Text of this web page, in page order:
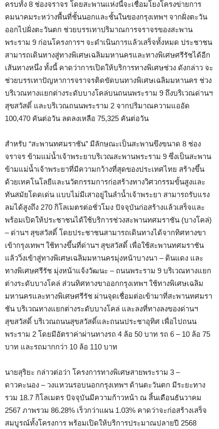
ครบทั้ง 8 ช่องจราจร โดยสะพานแห่งนี้จะเชื่อมโยงโครงข่ายการ
คมนาคมระหว่างพื้นที่ชั้นนอกและชั้นในของกรุงเทพฯ จากฝั่งตะวัน
ออกไปฝั่งตะวันตก ช่วยบรรเทาปริมาณการจราจรของสะพาน
พระราม 9 ก่อนโครงการฯ จะดำเนินการแล้วเสร็จทั้งหมด ประชาชน
สามารถเดินทางสู่ทางพิเศษเฉลิมมหานครและทางพิเศษศรีรัชได้อีก
เส้นทางหนึ่ง ทั้งนี้ คาดว่าการเปิดให้บริการทางพิเศษช่วง ดังกล่าว จะ
ช่วยบรรเทาปัญหาการจราจรติดขัดบนทางพิเศษเฉลิมมหานคร ช่วง
บริเวณทางแยกต่างระดับบางโคล่บนถนนพระราม 9 ถึงบริเวณด่านฯ
สุขสวัสดิ์ และบริเวณถนนพระราม 2 จากปริมาณความแออัด
100,470 คันต่อวัน ลดลงเหลือ 75,325 คันต่อวัน
สำหรับ “สะพานทศมราชัน” มีลักษณะเป็นสะพานขึงขนาด 8 ช่อง
จราจร ข้ามแม่น้ำเจ้าพระยาบริเวณสะพานพระราม 9 ซึ่งเป็นสะพาน
ข้ามแม่น้ำเจ้าพระยาที่มีความกว้างที่สุดของประเทศไทย สร้างขึ้น
ด้วยเทคโนโลยีและนวัตกรรมการก่อสร้างทางวิศวกรรมขั้นสูงและ
ทันสมัยโดดเด่น แบบไม่มีเสาอยู่ในลำน้ำเจ้าพระยา สามารถรับแรง
ลมได้สูงถึง 270 กิโลเมตรต่อชั่วโมง ปัจจุบันก่อสร้างแล้วเสร็จและ
พร้อมเปิดให้ประชาชนได้ใช้บริการช่วงสะพานทศมราชัน (บางโคล่)
– ด่านฯ สุขสวัสดิ์ โดยประชาชนสามารถเดินทางได้จากทิศทางขา
เข้ากรุงเทพฯ ใช้ทางขึ้นที่ด่านฯ สุขสวัสดิ์ เพื่อใช้สะพานทศมราชัน
แล้ววิ่งเข้าสู่ทางพิเศษเฉลิมมหานครมุ่งหน้าบางนา – ดินแดง และ
ทางพิเศษศรีรัช มุ่งหน้าแจ้งวัฒนะ – ถนนพระราม 9 บริเวณทางแยก
ต่างระดับบางโคล่ ส่วนทิศทางขาออกกรุงเทพฯ ใช้ทางพิเศษเฉลิม
มหานครและทางพิเศษศรีรัช ผ่านจุดเชื่อมต่อเข้ามาที่สะพานทศมรา
ชัน บริเวณทางแยกต่างระดับบางโคล่ และลงที่ทางลงของด่านฯ
สุขสวัสดิ์ บริเวณถนนสุขสวัสดิ์และถนนประชาอุทิศ เพื่อไปถนน
พระราม 2 โดยมีอัตราค่าผ่านทางรถ 4 ล้อ 50 บาท​ รถ 6 – 10 ล้อ 75
บาท​​ และรถมากกว่า 10 ล้อ 110 บาท
นายสุริยะ กล่าวต่อว่า โครงการทางพิเศษสายพระราม 3 –
ดาวคะนอง – วงแหวนรอบนอกกรุงเทพฯ ด้านตะวันตก มีระยะทาง
รวม 18.7 กิโลเมตร ปัจจุบันมีความก้าวหน้า ณ สิ้นเดือนธันวาคม
2567 ภาพรวม 86.28% เร็วกว่าแผน 1.03% คาดว่าจะก่อสร้างเสร็จ
สมบูรณ์ทั้งโครงการ พร้อมเปิดให้บริการประมาณปลายปี 2568